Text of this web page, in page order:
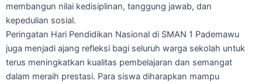
membangun nilai kedisiplinan, tanggung jawab, dan
kepedulian sosial.
Peringatan Hari Pendidikan Nasional di SMAN 1 Pademawu
juga menjadi ajang refleksi bagi seluruh warga sekolah untuk
terus meningkatkan kualitas pembelajaran dan semangat
dalam meraih prestasi. Para siswa diharapkan mampu